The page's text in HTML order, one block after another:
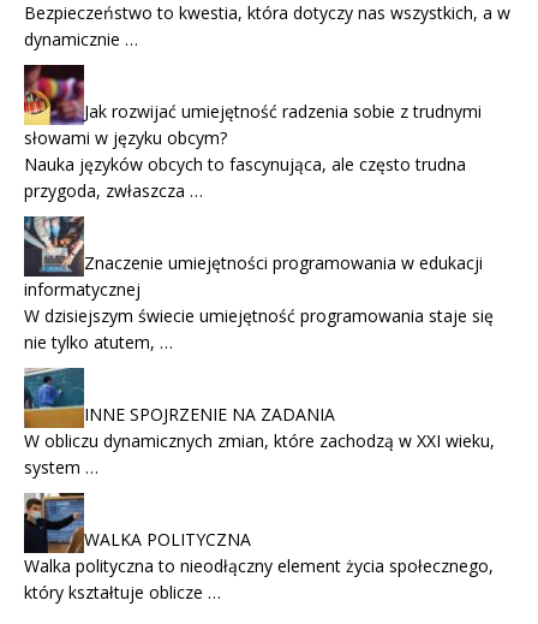
Bezpieczeństwo to kwestia, która dotyczy nas wszystkich, a w
dynamicznie …
Jak rozwijać umiejętność radzenia sobie z trudnymi
słowami w języku obcym?
Nauka języków obcych to fascynująca, ale często trudna
przygoda, zwłaszcza …
Znaczenie umiejętności programowania w edukacji
informatycznej
W dzisiejszym świecie umiejętność programowania staje się
nie tylko atutem, …
INNE SPOJRZENIE NA ZADANIA
W obliczu dynamicznych zmian, które zachodzą w XXI wieku,
system …
WALKA POLITYCZNA
Walka polityczna to nieodłączny element życia społecznego,
który kształtuje oblicze …